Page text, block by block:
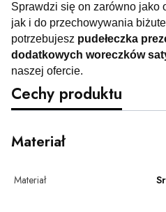
Sprawdzi się on zarówno jako
jak i do przechowywania
potrzebujesz pudełeczka
dodatkowych woreczków
naszej ofercie.
Cechy produktu
Materiał
Materiał